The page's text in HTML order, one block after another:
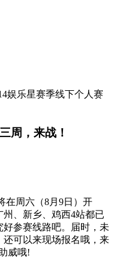
娱乐星赛季线下个人赛
周，来战！
在周六（8月 9日）开
州、新乡、鸡西4站都已
参赛线路吧。届时，未
可以来现场报名哦，来
威哦!